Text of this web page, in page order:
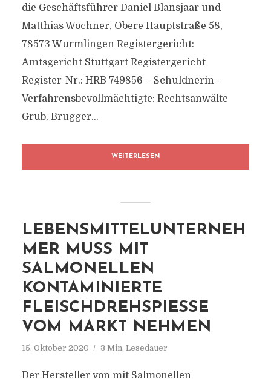
die Geschäftsführer Daniel Blansjaar und
Matthias Wochner, Obere Hauptstraße 58,
78573 Wurmlingen Registergericht:
Amtsgericht Stuttgart Registergericht
Register-Nr.: HRB 749856 – Schuldnerin –
Verfahrensbevollmächtigte: Rechtsanwälte
Grub, Brugger...
WEITERLESEN
LEBENSMITTELUNTERNEH
MER MUSS MIT
SALMONELLEN
KONTAMINIERTE
FLEISCHDREHSPIESSE V
OM MARKT NEHMEN
15. Oktober 2020 3 Min. Lesedauer
Der Hersteller von mit Salmonellen